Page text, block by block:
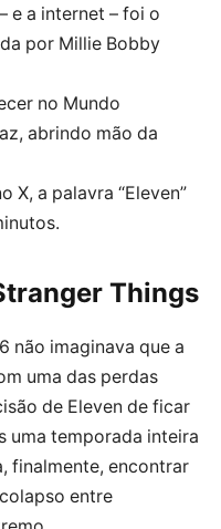
e a internet – foi o
por Millie Bobby
no Mundo
abrindo mão da
X, a palavra “Eleven”
Things
não imaginava que a
uma das perdas
de Eleven de ficar
uma temporada inteira
finalmente, encontrar
entre